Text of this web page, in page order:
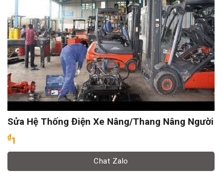
Sửa Hệ Thống Điện Xe Nâng/Thang Nâng Người
₫1
Chat Zalo